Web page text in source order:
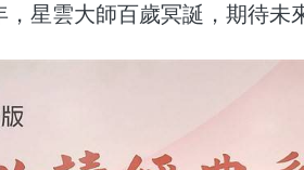
星雲大師百歲冥誕，期待未